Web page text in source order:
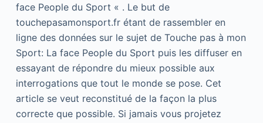
face People du Sport « . Le but de
touchepasamonsport.fr étant de rassembler en
ligne des données sur le sujet de Touche pas à mon
Sport: La face People du Sport puis les diffuser en
essayant de répondre du mieux possible aux
interrogations que tout le monde se pose. Cet
article se veut reconstitué de la façon la plus
correcte que possible. Si jamais vous projetez